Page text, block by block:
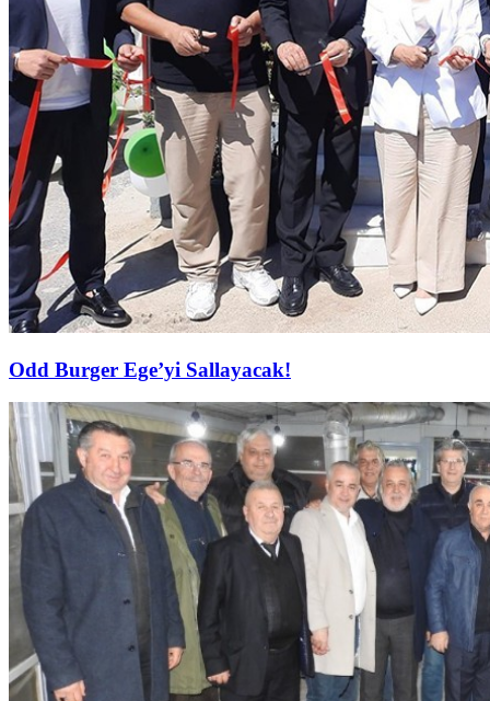
Odd Burger Ege’yi Sallayacak!